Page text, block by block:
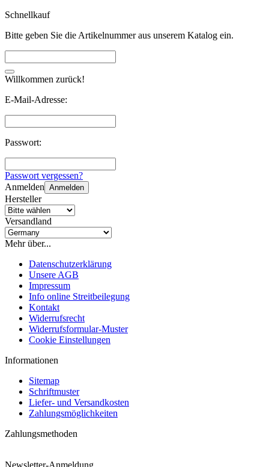
Schnellkauf
Bitte geben Sie die Artikelnummer aus unserem Katalog ein.
Willkommen zurück!
E-Mail-Adresse:
Passwort:
Passwort vergessen?
Anmelden Anmelden
Hersteller
Versandland
Mehr über...
Datenschutzerklärung
Unsere AGB
Impressum
Info online Streitbeilegung
Kontakt
Widerrufsrecht
Widerrufsformular-Muster
Cookie Einstellungen
Informationen
Sitemap
Schriftmuster
Liefer- und Versandkosten
Zahlungsmöglichkeiten
Zahlungsmethoden
Newsletter-Anmeldung